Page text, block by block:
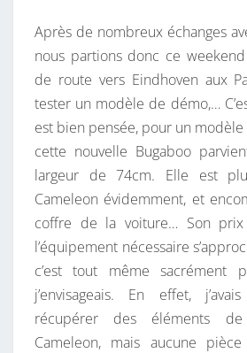
K
E
Y
Après de nombreux échanges
nous partions donc ce
de route vers Eindhoven aux
tester un modèle de démo,…
est bien pensée, pour un
cette nouvelle Bugaboo
largeur de 74cm. Elle est
Cameleon évidemment, et
coffre de la voiture… Son prix
l’équipement nécessaire
c’est tout même sacrément
j’envisageais. En effet,
récupérer des éléments
Cameleon, mais aucune